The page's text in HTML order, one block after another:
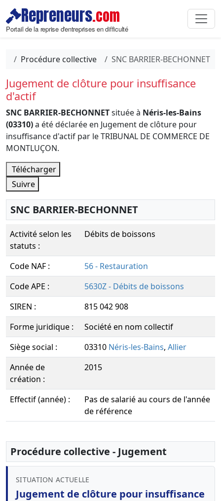
Repreneurs.com
Portail de la reprise d'entreprises en difficulté
Procédure collective SNC BARRIER-BECHONNET
Jugement de clôture pour insuffisance
d'actif
SNC BARRIER-BECHONNETsituée à Néris-les-Bains
(03310)a été déclarée en Jugement de clôture pour
insuffisance d'actif par le TRIBUNAL DE COMMERCE DE
MONTLUÇON.
Télécharger
Suivre
SNC BARRIER-BECHONNET
Activité selon les
statuts :
Débits de boissons
Code NAF :
56 - Restauration
Code APE :
5630Z - Débits de boissons
SIREN :
815 042 908
Forme juridique :
Société en nom collectif
Siège social :
03310 Néris-les-Bains, Allier
Année de
création :
2015
Effectif (année) :
Pas de salarié au cours de l'année
de référence
Procédure collective - Jugement
SITUATION ACTUELLE
Jugement de clôture pour insuffisance